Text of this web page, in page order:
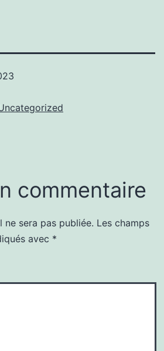
commentaire
ne sera pas publiée. Les champs
avec *